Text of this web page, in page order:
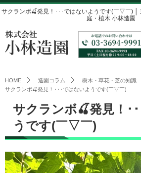
サクランボ🍒発見！･･･ではないようです(￣▽￣) │
庭・植木 小林造園
HOME 造園コラム
樹木・草花・芝の知識
サクランボ🍒発見！･･･ではないようです(￣▽￣)
サクランボ🍒発見！･
うです(￣▽￣)